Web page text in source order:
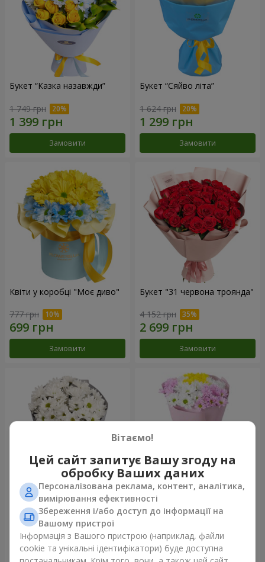
Букет “Казка назавжди”
1 749 грн
Замовити
Букет “Сяйво літа”
1 624 грн
Замовити
Квіти у коробці "Моє диво"
777 грн
Замовити
Букет "31 червона троянда"
4 152 грн
Замовити
Букет "Кіото" з 5 білих
хризантем
1 066 грн
Замовити
Букет "Пори року"
Замовити
Вітаємо!
Цей сайт запитує Вашу згоду на
обробку Ваших даних
Персоналізована реклама, контент, аналітика,
вимірювання ефективності
Збереження і/або доступ до інформації на
Вашому пристрої
Інформація з Вашого пристрою (наприклад, файли
cookie та унікальні ідентифікатори) буде доступна